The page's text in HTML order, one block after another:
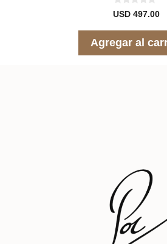
0
d
USD497.00
Agregar al